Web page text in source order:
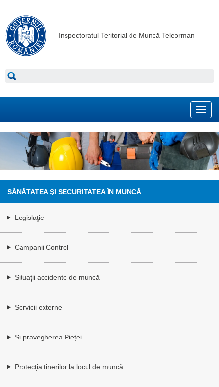
Inspectoratul Teritorial de Muncă Teleorman
SĂNĂTATEA ŞI SECURITATEA ÎN MUNCĂ
Legislaţie
Campanii Control
Situaţii accidente de muncă
Servicii externe
Supravegherea Pieței
Protecţia tinerilor la locul de muncă